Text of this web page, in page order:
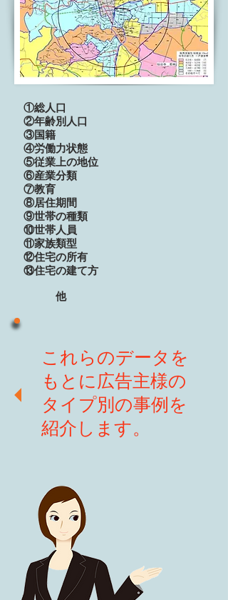
①総人口
②年齢別人口
③国籍
④労働力状態
⑤従業上の地位
⑥産業分類
⑦教育
⑧居住期間
⑨世帯の種類
⑩世帯人員
⑪家族類型
⑫住宅の所有
⑬住宅の建て方
他
これらのデータを
もとに広告主様の
タイプ別の事例を
紹介します。